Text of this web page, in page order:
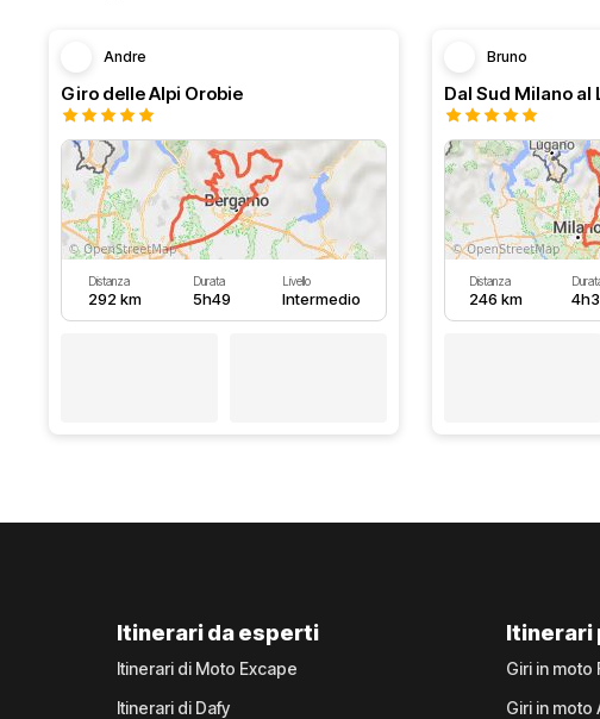
Andre
Giro delle Alpi Orobie
Distanza
292 km
Durata
5h49
Livello
Intermedio
Bruno
Distanza
246 km
Itinerari da esperti
Itinerari di Moto Excape
Itinerari di Dafy
Itinerari
Giri in moto
Giri in